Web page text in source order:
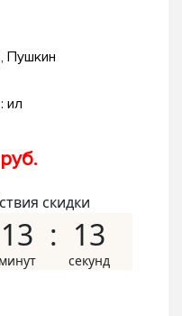
Пушкин
ил
скидки
13 12